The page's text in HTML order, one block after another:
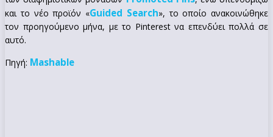
και το νέο προϊόν «Guided Search», το οποίο ανακοινώθηκε
τον προηγούμενο μήνα, με το Pinterest να επενδύει πολλά σε
αυτό.
Πηγή: Mashable